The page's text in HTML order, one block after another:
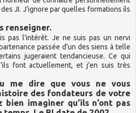
JI. J’ignore par quelles formations ils
renseigner.
pas l’intérêt. Je ne suis pas un nervi
passée d’un des siens à telle
jugeraient tendancieuse. Ce qui
font actuellement, et j’en suis très
me dire que vous ne vous
des fondateurs de votre
bien imaginer qu’ils n’ont pas